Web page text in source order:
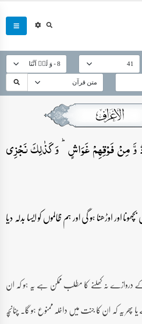
وَّ مِنۡ فَوۡقِہِمۡ غَوَاشٍ ؕ وَ کَذٰلِکَ نَجۡزِی
اور اوڑھنا ہو گی اور ہم ظالموں کو ایسا بدلہ دیا
دروازے نہ کھلنے کا مطلب ممکن ہے یہ ہو کہ ان
یہ کہ ان کا جنت میں داخلہ ممنوع ہو گا۔ چنانچہ